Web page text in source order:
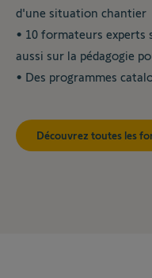
d'une situation chantier
• 10 formateurs experts
aussi sur la pédagogie
• Des programmes
Découvrez toutes les